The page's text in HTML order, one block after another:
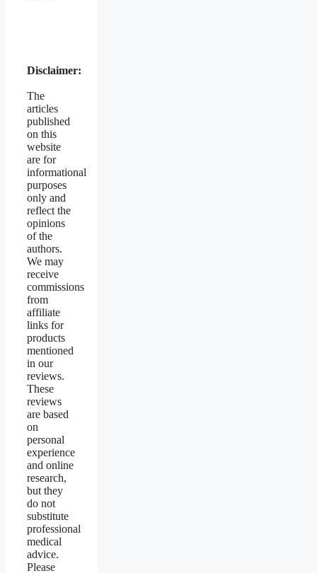
Disclaimer:
The
articles
published
on this
website
are for
informational
purposes
only and
reflect the
opinions
of the
authors.
We may
receive
commissions
from
affiliate
links for
products
mentioned
in our
reviews.
These
reviews
are based
on
personal
experience
and online
research,
but they
do not
substitute
professional
medical
advice.
Please